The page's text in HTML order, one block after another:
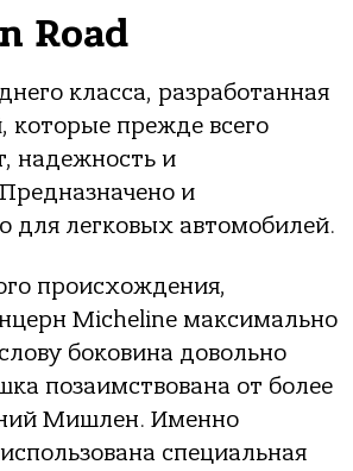
Road
класса, разработанная
которые прежде всего
надежность и
и
для легковых автомобилей.
происхождения,
Micheline максимально
боковина довольно
позаимствована от более
Мишлен. Именно
специальная